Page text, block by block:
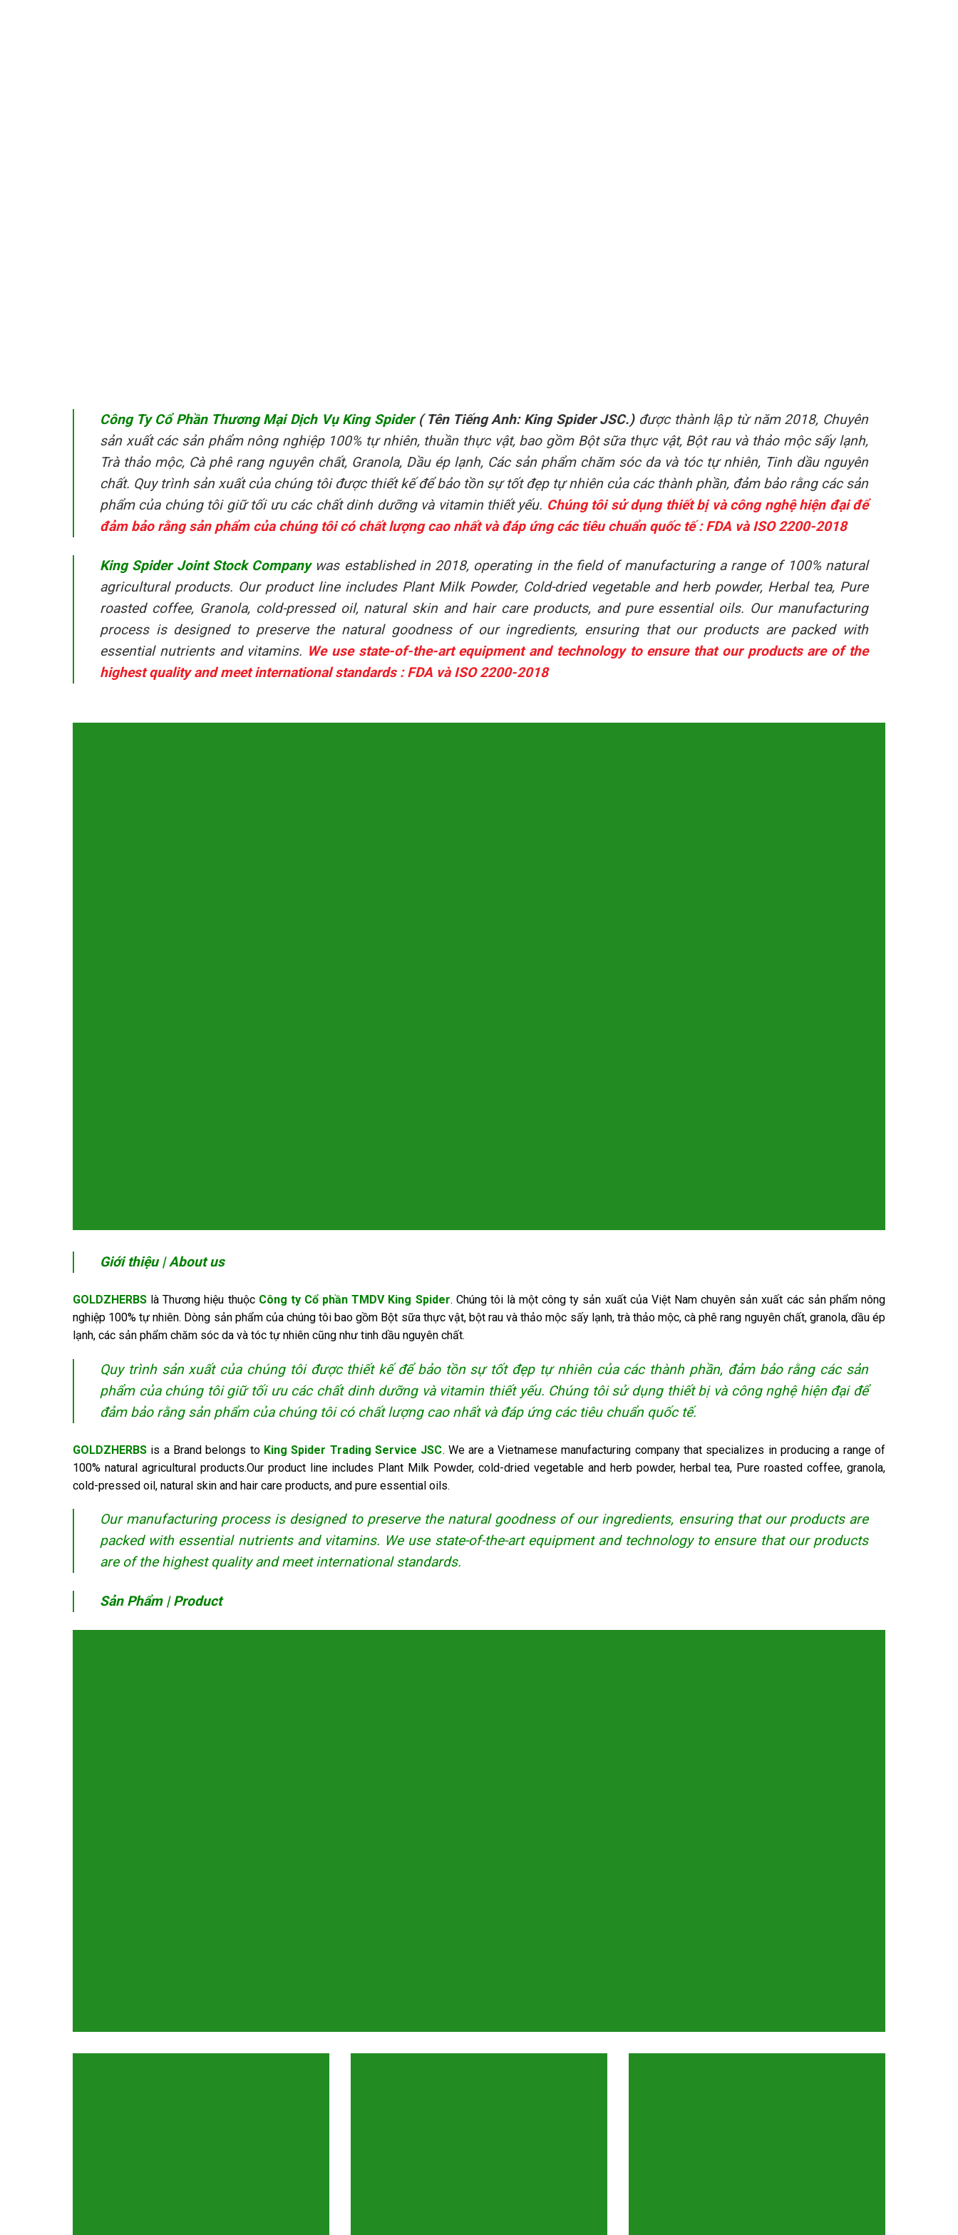
Công Ty Cổ Phần Thương Mại Dịch Vụ King Spider ( Tên Tiếng Anh: King Spider JSC.)được thành lập từ năm 2018, Chuyên
sản xuất các sản phẩm nông nghiệp 100% tự nhiên, thuần thực vật, bao gồm Bột sữa thực vật, Bột rau và thảo mộc sấy lạnh,
Trà thảo mộc, Cà phê rang nguyên chất, Granola, Dầu ép lạnh, Các sản phẩm chăm sóc da và tóc tự nhiên, Tinh dầu nguyên
chất. Quy trình sản xuất của chúng tôi được thiết kế để bảo tồn sự tốt đẹp tự nhiên của các thành phần, đảm bảo rằng các sản
phẩm của chúng tôi giữ tối ưu các chất dinh dưỡng và vitamin thiết yếu. Chúng tôi sử dụng thiết bị và công nghệ hiện đại để
đảm bảo rằng sản phẩm của chúng tôi có chất lượng cao nhất và đáp ứng các tiêu chuẩn quốc tế : FDA và ISO 2200-2018
King Spider Joint Stock Companywas established in 2018, operating in the field of manufacturing a range of 100% natural
agricultural products. Our product line includes Plant Milk Powder, Cold-dried vegetable and herb powder, Herbal tea, Pure
roasted coffee, Granola, cold-pressed oil, natural skin and hair care products, and pure essential oils. Our manufacturing
process is designed to preserve the natural goodness of our ingredients, ensuring that our products are packed with
essential nutrients and vitamins. We use state-of-the-art equipment and technology to ensure that our products are of the
highest quality and meet international standards : FDA và ISO 2200-2018
Giới thiệu | About us
GOLDZHERBS là Thương hiệu thuộc Công ty Cổ phần TMDV King Spider. Chúng tôi là một công ty sản xuất của Việt Nam chuyên sản xuất các sản phẩm nông
nghiệp 100% tự nhiên. Dòng sản phẩm của chúng tôi bao gồm Bột sữa thực vật, bột rau và thảo mộc sấy lạnh, trà thảo mộc, cà phê rang nguyên chất, granola, dầu ép
lạnh, các sản phẩm chăm sóc da và tóc tự nhiên cũng như tinh dầu nguyên chất.
Quy trình sản xuất của chúng tôi được thiết kế để bảo tồn sự tốt đẹp tự nhiên của các thành phần, đảm bảo rằng các sản
phẩm của chúng tôi giữ tối ưu các chất dinh dưỡng và vitamin thiết yếu. Chúng tôi sử dụng thiết bị và công nghệ hiện đại để
đảm bảo rằng sản phẩm của chúng tôi có chất lượng cao nhất và đáp ứng các tiêu chuẩn quốc tế.
GOLDZHERBS is a Brand belongs to King Spider Trading Service JSC. We are a Vietnamese manufacturing company that specializes in producing a range of
100% natural agricultural products.Our product line includes Plant Milk Powder, cold-dried vegetable and herb powder, herbal tea, Pure roasted coffee, granola,
cold-pressed oil, natural skin and hair care products, and pure essential oils.
Our manufacturing process is designed to preserve the natural goodness of our ingredients, ensuring that our products are
packed with essential nutrients and vitamins. We use state-of-the-art equipment and technology to ensure that our products
are of the highest quality and meet international standards.
Sản Phẩm | Product